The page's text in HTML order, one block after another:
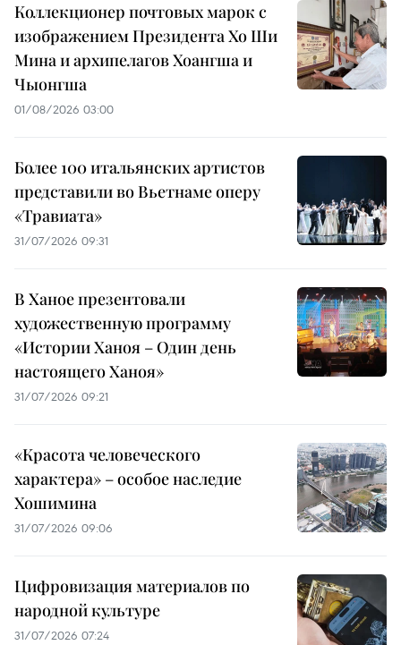
Коллекционер почтовых марок с
изображением Президента Хо Ши
Мина и архипелагов Хоангша и
Чыонгша
01/08/2026 03:00
Более 100 итальянских артистов
представили во Вьетнаме оперу
«Травиата»
31/07/2026 09:31
В Ханое презентовали
художественную программу
«Истории Ханоя – Один день
настоящего Ханоя»
31/07/2026 09:21
«Красота человеческого
характера» – особое наследие
Хошимина
31/07/2026 09:06
Цифровизация материалов по
народной культуре
31/07/2026 07:24